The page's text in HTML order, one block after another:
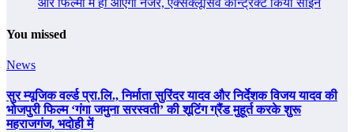
और फिल्मों में ही आएंगी नजर, एक्सक्लूसिव कॉन्ट्रैक्ट किया साईन
You missed
News
सुर म्यूजिक वर्ल्ड प्रा.लि., निर्माता सुरिंदर यादव और निर्देशक विजय यादव की
भोजपुरी फिल्म ‘गंगा जमुना सरस्वती’ की शूटिंग ग्रैंड मुहूर्त करके शुरू
महराजगंज, भदोही में